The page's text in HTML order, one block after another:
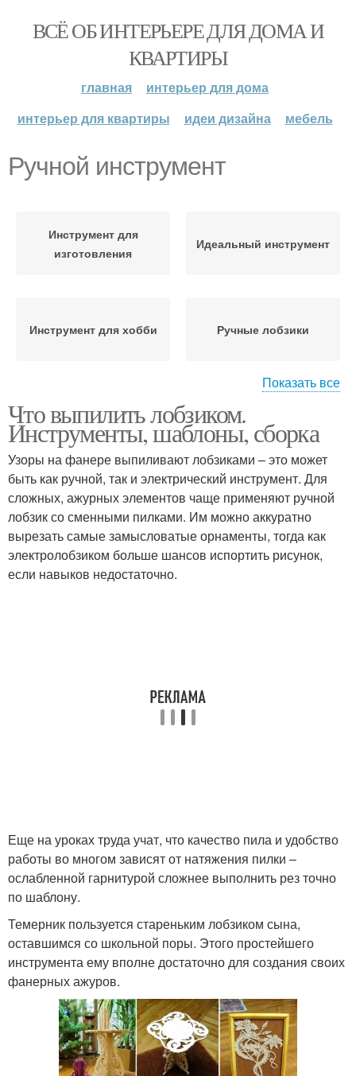
ВСЁ ОБ ИНТЕРЬЕРЕ ДЛЯ ДОМА И
КВАРТИРЫ
главная
интерьер для дома
интерьер для квартиры
идеи дизайна мебель
Ручной инструмент
Инструмент для
изготовления
Идеальный инструмент
Инструмент для хобби Ручные лобзики
вырезания
Показать все
Что выпилить лобзиком.
Инструменты, шаблоны, сборка
Узоры на фанере выпиливают лобзиками – это может
быть как ручной, так и электрический инструмент. Для
сложных, ажурных элементов чаще применяют ручной
лобзик со сменными пилками. Им можно аккуратно
вырезать самые замысловатые орнаменты, тогда как
электролобзиком больше шансов испортить рисунок,
если навыков недостаточно.
Еще на уроках труда учат, что качество пила и удобство
работы во многом зависят от натяжения пилки –
ослабленной гарнитурой сложнее выполнить рез точно
по шаблону.
Темерник пользуется стареньким лобзиком сына,
оставшимся со школьной поры. Этого простейшего
инструмента ему вполне достаточно для создания своих
фанерных ажуров.